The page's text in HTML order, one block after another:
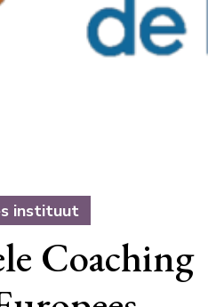
instituut
Coaching